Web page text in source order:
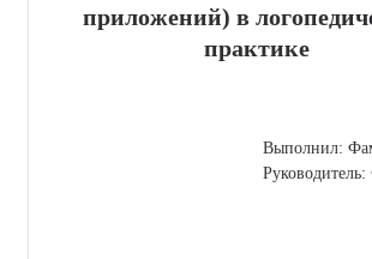
приложений) в
практике
Выполнил: